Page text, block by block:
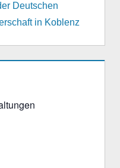
Deutschen
in Koblenz